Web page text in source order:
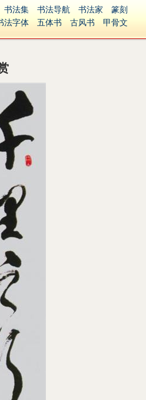
书法集 书法导航 书法家
篆刻
法字体 五体书 古风书
甲骨文
形
医
免费字体
P图宝 南无阿弥陀佛